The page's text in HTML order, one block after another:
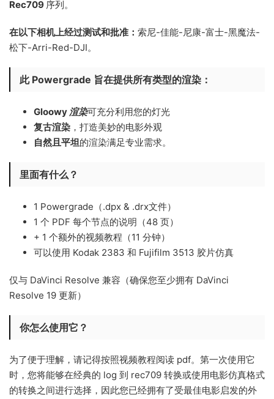
Rec709 序列。
在以下相机上经过测试和批准： 索尼-佳能-尼康-富士-黑魔法-
松下-Arri-Red-DJI。
此 Powergrade 旨在提供所有类型的渲染：
Gloowy 渲染可充分利用您的灯光
复古渲染 ，打造美妙的电影外观
自然且平坦的渲染满足专业需求。
里面有什么？
1 Powergrade（.dpx & .drx文件）
1 个 PDF 每个节点的说明（48 页）
+ 1 个额外的视频教程（11 分钟）
可以使用 Kodak 2383 和 Fujifilm 3513 胶片仿真
仅与 DaVinci Resolve 兼容（确保您至少拥有 DaVinci
Resolve 19 更新）
你怎么使用它？
为了便于理解，请记得按照视频教程阅读 pdf。第一次使用它
时，您将能够在经典的 log 到 rec709 转换或使用电影仿真格式
的转换之间进行选择，因此您已经拥有了受最佳电影启发的外